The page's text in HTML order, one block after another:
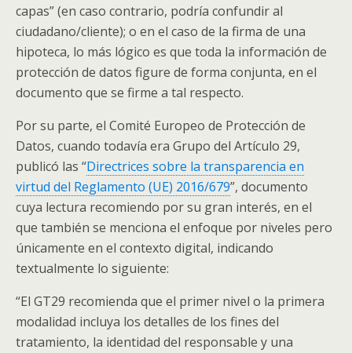
capas” (en caso contrario, podría confundir al
ciudadano/cliente); o en el caso de la firma de una
hipoteca, lo más lógico es que toda la información de
protección de datos figure de forma conjunta, en el
documento que se firme a tal respecto.
Por su parte, el Comité Europeo de Protección de
Datos, cuando todavía era Grupo del Artículo 29,
publicó las “Directrices sobre la transparencia en
virtud del Reglamento (UE) 2016/679”, documento
cuya lectura recomiendo por su gran interés, en el
que también se menciona el enfoque por niveles pero
únicamente en el contexto digital, indicando
textualmente lo siguiente:
“El GT29 recomienda que el primer nivel o la primera
modalidad incluya los detalles de los fines del
tratamiento, la identidad del responsable y una